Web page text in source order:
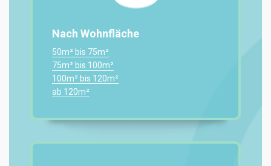
Nach Wohnfläche
50m² bis 75m²
75m² bis 100m²
100m² bis 120m²
ab 120m²